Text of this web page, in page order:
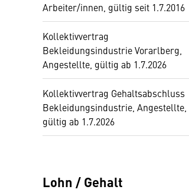
Arbeiter/innen, gültig seit 1.7.2016
Kollektivvertrag
Bekleidungsindustrie Vorarlberg,
Angestellte, gültig ab 1.7.2026
Kollektivvertrag Gehaltsabschluss
Bekleidungsindustrie, Angestellte,
gültig ab 1.7.2026
Lohn / Gehalt